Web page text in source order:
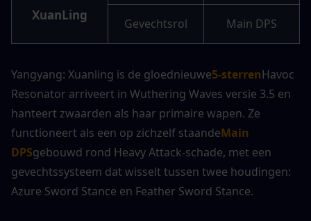
XuanLing
Gevechtsrol Main DPS
Yangyang: Xuanling is de gloednieuwe5-sterrenHavoc
Resonator arriveert in Wuthering Waves versie 3.5 en
hanteert zwaarden als haar primaire wapen. Ze
functioneert als een op zichzelf staandeMain
DPSgebouwd rond Heavy Attack-schade, met een
gevechtssysteem dat wisselt tussen twee houdingen:
Azure Sword Stance en Feather Sword Stance.